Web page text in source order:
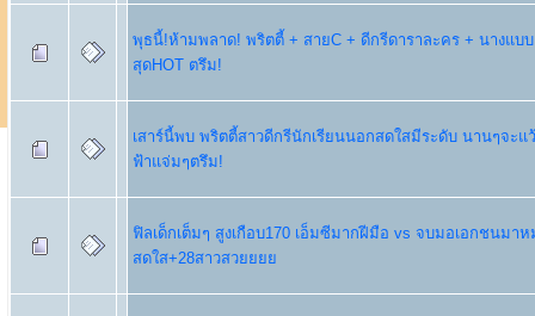
พุธนี้!ห้ามพลาด! พริตตี้ + สายC + ดีกรีดาราละคร + นางแบ
สุดHOT ตรึม!
เสาร์นี้พบ พริตตี้สาวดีกรีนักเรียนนอกสดใสมีระดับ นานๆจะแ
ฟ้าแจ่มๆตรึม!
ฟิลเด็กเต็มๆ สูงเกือบ170 เอ็มซีมากฝีมือ vs จบมอเอกชนมาห
สดใส+28สาวสวยยยย